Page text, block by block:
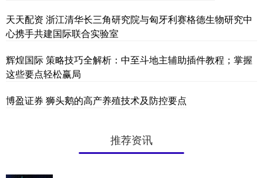
天天配资 浙江清华长三角研究院与匈牙利赛格德生物研究中
心携手共建国际联合实验室
辉煌国际 策略技巧全解析：中至斗地主辅助插件教程；掌握
这些要点轻松赢局
博盈证券 狮头鹅的高产养殖技术及防控要点
推荐资讯